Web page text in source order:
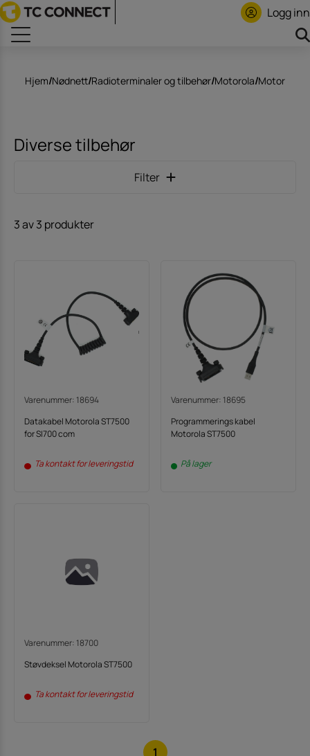
Logg inn
Hjem/Nødnett/Radioterminaler og tilbehør/Motorola/Motorola
Diverse tilbehør
Filter
3 av 3 produkter
Varenummer: 18694
Datakabel Motorola ST7500
for SI700 com
Ta kontakt for leveringstid
Varenummer: 18695
Programmerings kabel
Motorola ST7500
På lager
Varenummer: 18700
Støvdeksel Motorola ST7500
Ta kontakt for leveringstid
1